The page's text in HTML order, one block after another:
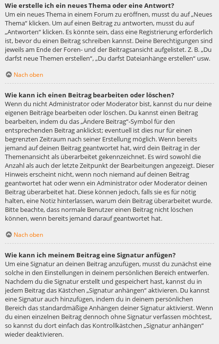
Wie erstelle ich ein neues Thema oder eine Antwort?
Um ein neues Thema in einem Forum zu eröffnen, musst du auf „Neues
Thema“ klicken. Um auf einen Beitrag zu antworten, musst du auf
„Antworten“ klicken. Es könnte sein, dass eine Registrierung erforderlich
ist, bevor du einen Beitrag schreiben kannst. Deine Berechtigungen sind
jeweils am Ende der Foren- und der Beitragsansicht aufgelistet. Z. B. „Du
darfst neue Themen erstellen“, „Du darfst Dateianhänge erstellen“ usw.
Nach oben
Wie kann ich einen Beitrag bearbeiten oder löschen?
Wenn du nicht Administrator oder Moderator bist, kannst du nur deine
eigenen Beiträge bearbeiten oder löschen. Du kannst einen Beitrag
bearbeiten, indem du das „Ändere Beitrag“-Symbol für den
entsprechenden Beitrag anklickst; eventuell ist dies nur für einen
begrenzten Zeitraum nach seiner Erstellung möglich. Wenn bereits
jemand auf deinen Beitrag geantwortet hat, wird dein Beitrag in der
Themenansicht als überarbeitet gekennzeichnet. Es wird sowohl die
Anzahl als auch der letzte Zeitpunkt der Bearbeitungen angezeigt. Dieser
Hinweis erscheint nicht, wenn noch niemand auf deinen Beitrag
geantwortet hat oder wenn ein Administrator oder Moderator deinen
Beitrag überarbeitet hat. Diese können jedoch, falls sie es für nötig
halten, eine Notiz hinterlassen, warum dein Beitrag überarbeitet wurde.
Bitte beachte, dass normale Benutzer einen Beitrag nicht löschen
können, wenn bereits jemand darauf geantwortet hat.
Nach oben
Wie kann ich meinem Beitrag eine Signatur anfügen?
Um eine Signatur an deinen Beitrag anzufügen, musst du zunächst eine
solche in den Einstellungen in deinem persönlichen Bereich entwerfen.
Nachdem du die Signatur erstellt und gespeichert hast, kannst du in
jedem Beitrag das Kästchen „Signatur anhängen“ aktivieren. Du kannst
eine Signatur auch hinzufügen, indem du in deinem persönlichen
Bereich das standardmäßige Anhängen deiner Signatur aktivierst. Wenn
du einen einzelnen Beitrag dennoch ohne Signatur verfassen möchtest,
so kannst du dort einfach das Kontrollkästchen „Signatur anhängen“
wieder deaktivieren.